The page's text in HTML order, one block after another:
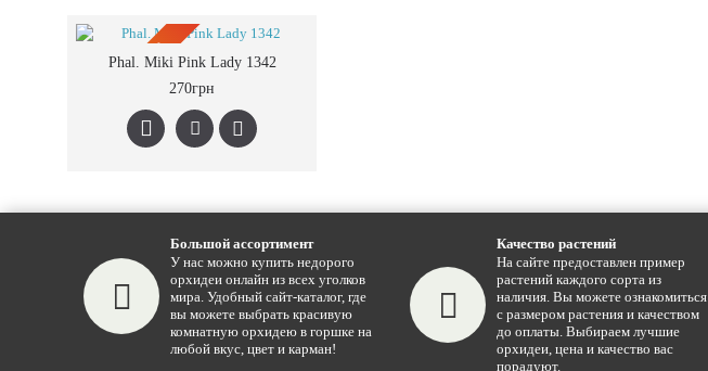
ПРЕДЗАКАЗ
Phal. Miki Pink Lady 1342
270грн
Большой ассортимент
У нас можно купить недорого
орхидеи онлайн из всех уголков
мира. Удобный сайт-каталог, где
вы можете выбрать красивую
комнатную орхидею в горшке на
любой вкус, цвет и карман!
Качество растений
На сайте предоставлен пример
растений каждого сорта из
наличия. Вы можете ознакомиться
с размером растения и качеством
до оплаты. Выбираем лучшие
орхидеи, цена и качество вас
порадуют.